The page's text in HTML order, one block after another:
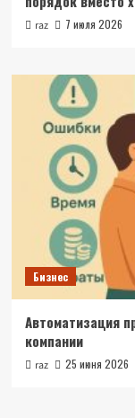
raz 7 июля 2026
Бизнес
Автоматизация
компании
raz 25 июня 2026